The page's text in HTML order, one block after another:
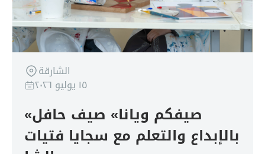
الشارقة
١٥ يوليو ٢٠٢٦
«صيفكم ويانا» صيف حافل
بالإبداع والتعلم مع سجايا فتيات